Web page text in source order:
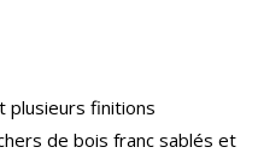
plusieurs finitions
de bois franc sablés et